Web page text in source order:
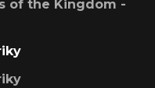
of the Kingdom -